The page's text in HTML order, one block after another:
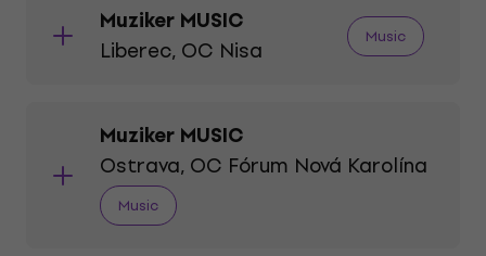
Muziker MUSIC
Liberec, OC Nisa Music
Muziker MUSIC
Ostrava, OC Fórum Nová Karolína
Music